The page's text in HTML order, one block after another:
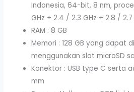
Indonesia, 64-bit, 8 nm,
GHz + 2.4 / 2.3 GHz + 2.8 / 2.7
RAM : 8 GB
Memori : 128 GB yang dapat
menggunakan slot microSD
Konektor : USB type C serta
mm